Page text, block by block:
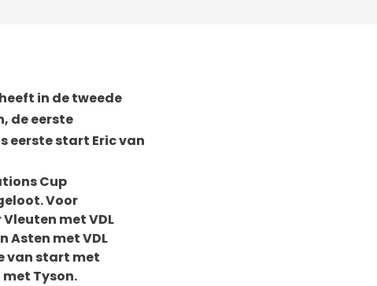
in de tweede
de eerste
eerste start Eric van
Cup
Voor
met VDL
Asten met VDL
van start met
Tyson.